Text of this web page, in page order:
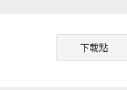
下載點